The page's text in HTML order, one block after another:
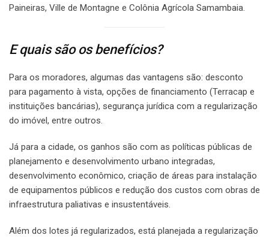
Paineiras, Ville de Montagne e Colônia Agrícola Samambaia.
E quais são os benefícios?
Para os moradores, algumas das vantagens são: desconto
para pagamento à vista, opções de financiamento (Terracap e
instituições bancárias), segurança jurídica com a regularização
do imóvel, entre outros.
Já para a cidade, os ganhos são com as políticas públicas de
planejamento e desenvolvimento urbano integradas,
desenvolvimento econômico, criação de áreas para instalação
de equipamentos públicos e redução dos custos com obras de
infraestrutura paliativas e insustentáveis.
Além dos lotes já regularizados, está planejada a regularização